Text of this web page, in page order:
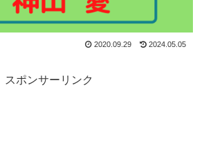
2020.09.29 2024.05.05
スポンサーリンク